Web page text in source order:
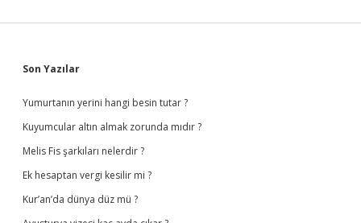
Sidebar
Son Yazılar
Yumurtanın yerini hangi besin tutar ?
Kuyumcular altın almak zorunda mıdır ?
Melis Fis şarkıları nelerdir ?
Ek hesaptan vergi kesilir mi ?
Kur’an’da dünya düz mü ?